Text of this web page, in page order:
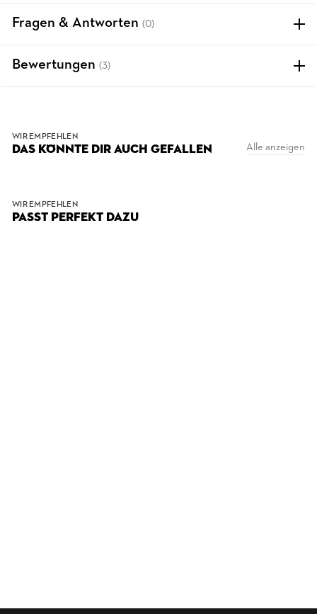
Fragen & Antworten (0)
Bewertungen (3)
WIR EMPFEHLEN
DAS KÖNNTE DIR AUCH GEFALLEN Alle anzeigen
WIR EMPFEHLEN
PASST PERFEKT DAZU